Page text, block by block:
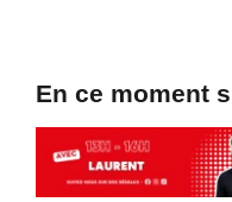
En ce moment